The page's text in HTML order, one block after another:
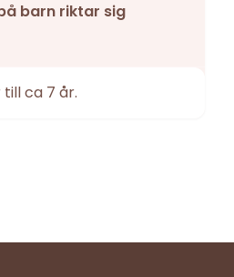
barn riktar sig
ca 7 år.